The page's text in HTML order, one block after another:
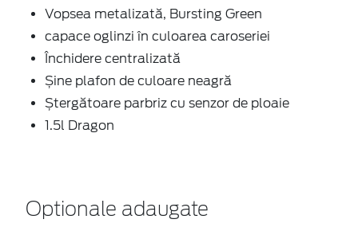
Vopsea metalizată, Bursting Green
capace oglinzi în culoarea caroseriei
Închidere centralizată
Șine plafon de culoare neagră
Ștergătoare parbriz cu senzor de ploaie
1.5l Dragon
Optionale adaugate